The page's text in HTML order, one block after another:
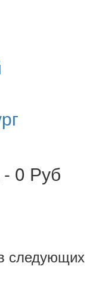
0 Руб
следующих